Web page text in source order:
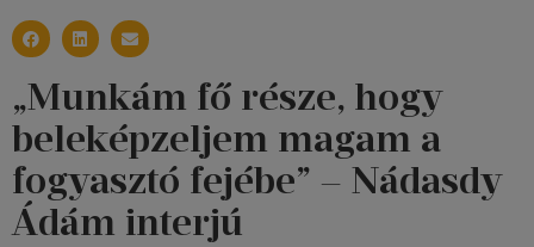
„Munkám fő része, hogy
beleképzeljem magam a
fogyasztó fejébe” – Nádasdy
Ádám interjú